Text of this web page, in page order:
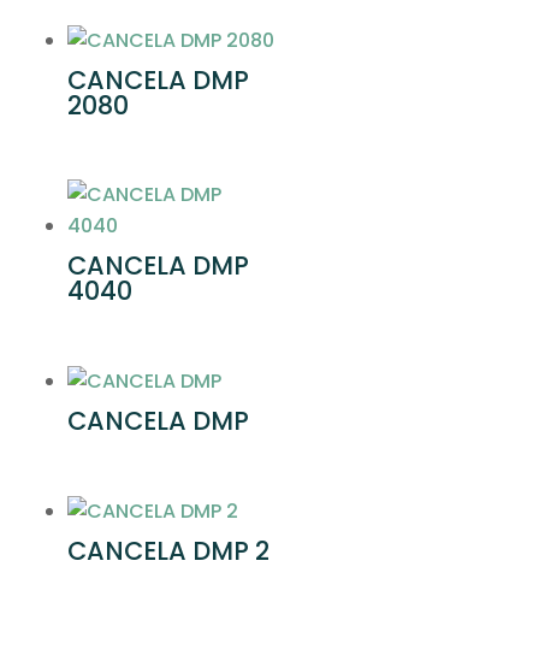
CANCELA DMP
2080
CANCELA DMP
4040
CANCELA DMP
CANCELA DMP 2